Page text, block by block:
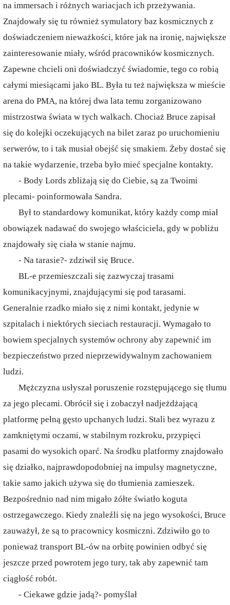
na immersach i różnych wariacjach ich przeżywania.
Znajdowały się tu również symulatory baz kosmicznych z
doświadczeniem nieważkości, które jak na ironię, największe
zainteresowanie miały, wśród pracowników kosmicznych.
Zapewne chcieli oni doświadczyć świadomie, tego co robią
całymi miesiącami jako BL. Była tu też największa w mieście
arena do PMA, na której dwa lata temu zorganizowano
mistrzostwa świata w tych walkach. Chociaż Bruce zapisał
się do kolejki oczekujących na bilet zaraz po uruchomieniu
serwerów, to i tak musiał obejść się smakiem. Żeby dostać się
na takie wydarzenie, trzeba było mieć specjalne kontakty.
- Body Lords zbliżają się do Ciebie, są za Twoimi
plecami- poinformowała Sandra.
Był to standardowy komunikat, który każdy comp miał
obowiązek nadawać do swojego właściciela, gdy w pobliżu
znajdowały się ciała w stanie najmu.
- Na tarasie?- zdziwił się Bruce.
BL-e przemieszczali się zazwyczaj trasami
komunikacyjnymi, znajdującymi się pod tarasami.
Generalnie rzadko miało się z nimi kontakt, jedynie w
szpitalach i niektórych sieciach restauracji. Wymagało to
bowiem specjalnych systemów ochrony aby zapewnić im
bezpieczeństwo przed nieprzewidywalnym zachowaniem
ludzi.
Mężczyzna usłyszał poruszenie rozstępującego się tłumu
za jego plecami. Obrócił się i zobaczył nadjeżdżającą
platformę pełną gęsto upchanych ludzi. Stali bez wyrazu z
zamkniętymi oczami, w stabilnym rozkroku, przypięci
pasami do wysokich oparć. Na środku platformy znajdowało
się działko, najprawdopodobniej na impulsy magnetyczne,
takie samo jakich używa się do tłumienia zamieszek.
Bezpośrednio nad nim migało żółte światło koguta
ostrzegawczego. Kiedy znaleźli się na jego wysokości, Bruce
zauważył, że są to pracownicy kosmiczni. Zdziwiło go to
ponieważ transport BL-ów na orbitę powinien odbyć się
jeszcze przed powrotem jego tury, tak aby zapewnić tam
ciągłość robót.
- Ciekawe gdzie jadą?- pomyślał